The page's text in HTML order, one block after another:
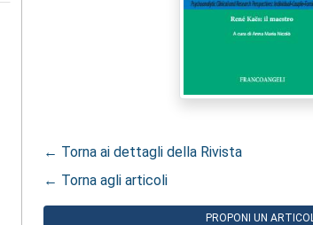
← Torna ai dettagli della Rivista
← Torna agli articoli
PROPONI UN